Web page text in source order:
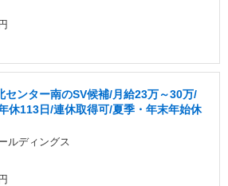
センター南のSV候補/月給23万～30万/
休113日/連休取得可/夏季・年末年始休
ルディングス